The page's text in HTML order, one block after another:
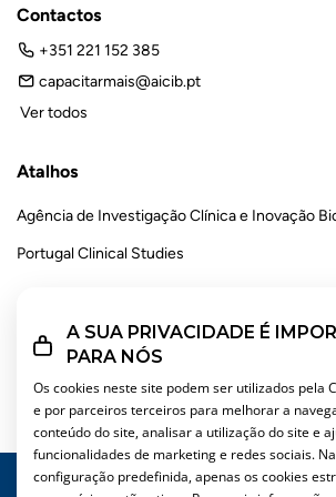
A SUA PRIVACIDADE É
PARA NÓS
Os cookies neste site podem ser utilizados pela
e por parceiros terceiros para melhorar a
conteúdo do site, analisar a utilização do site e
funcionalidades de marketing e redes sociais. Na
configuração predefinida, apenas os cookies
Contactos
+351 221 152 385
capacitarmais@aicib.pt
Ver todos
Atalhos
Agência de Investigação Clínica e Inovação
Portugal Clinical Studies
INSTITUTIONAL